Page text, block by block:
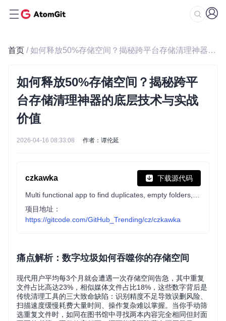
首页 / 如何释放50%存储空间？揭秘跨平台存储清理神器的底层技术与实战价值
如何释放50%存储空间？揭秘跨平
台存储清理神器的底层技术与实战
价值
2026-04-16 08:33:08 作者：谭伦延
czkawka 下载源代码
项目地址：
https://gitcode.com/GitHub_Trending/cz/czkawka
痛点解析：数字垃圾如何吞噬你的存储空间
现代用户平均每3个月就会遭遇一次存储空间告急，其中重复
文件占比高达23%，相似媒体文件占比18%，这些数字背后是
传统清理工具的三大致命缺陷：识别精度不足导致误删风险、
扫描速度缓慢耗费大量时间、操作复杂难以掌握。当你手动筛
选重复文件时，如同在图书馆中寻找两本内容完全相同但封面